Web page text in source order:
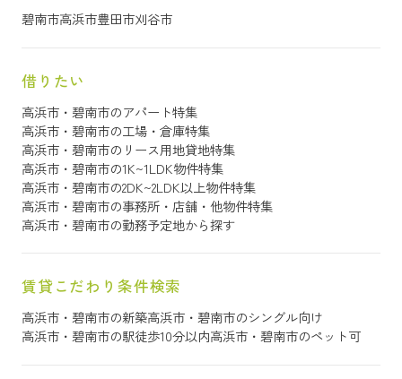
碧南市高浜市豊田市刈谷市
借りたい
高浜市・碧南市のアパート特集
高浜市・碧南市の工場・倉庫特集
高浜市・碧南市のリース用地貸地特集
高浜市・碧南市の1K~1LDK物件特集
高浜市・碧南市の2DK~2LDK以上物件特集
高浜市・碧南市の事務所・店舗・他物件特集
高浜市・碧南市の勤務予定地から探す
賃貸こだわり条件検索
高浜市・碧南市の新築高浜市・碧南市のシングル向け
高浜市・碧南市の駅徒歩10分以内高浜市・碧南市のペット可